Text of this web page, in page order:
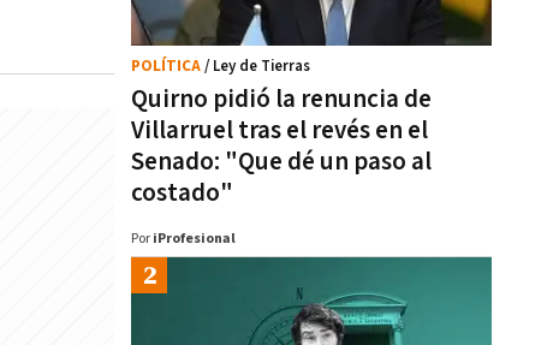
Quirno pidió la renuncia de
Villarruel tras el revés en el
Senado: "Que dé un paso al
costado"
POLÍTICA/ Ley de Tierras
Por iProfesional